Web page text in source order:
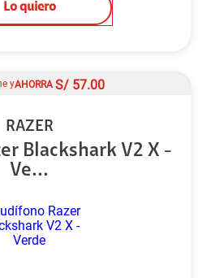
Lo quiero
yAHORRA S/ 57.00
RAZER
Blackshark V2 X -
Ve...